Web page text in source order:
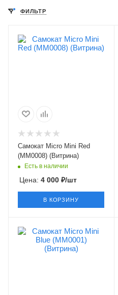
ФИЛЬТР
Самокат Micro Mini Red
(MM0008) (Витрина)
Есть в наличии
Цена: 4 000 ₽/шт
В КОРЗИНУ